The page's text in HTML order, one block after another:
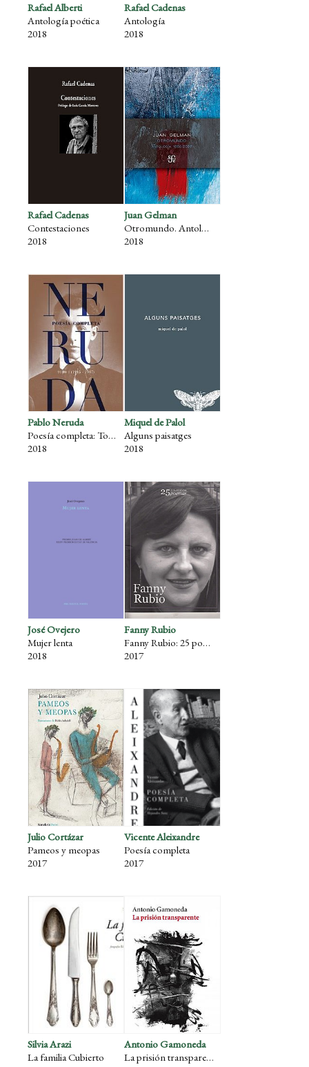
Rafael Alberti
Antología poética
2018
Rafael Cadenas
Antología
2018
Rafael Cadenas
Contestaciones
2018
Juan Gelman
Otromundo. Antología 1956 - 2007
2018
Pablo Neruda
Poesía completa: Tomo I (1915-1947)
2018
Miquel de Palol
Alguns paisatges
2018
José Ovejero
Mujer lenta
2018
Fanny Rubio
Fanny Rubio: 25 poemas
2017
Julio Cortázar
Pameos y meopas
2017
Vicente Aleixandre
Poesía completa
2017
Silvia Arazi
La familia Cubierto
Antonio Gamoneda
La prisión transparente